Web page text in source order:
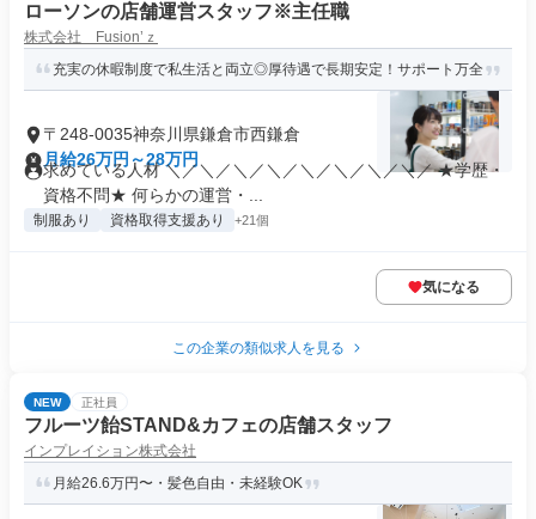
ローソンの店舗運営スタッフ※主任職
株式会社 Fusion’ｚ
充実の休暇制度で私生活と両立◎厚待遇で長期安定！サポート万全
〒248-0035神奈川県鎌倉市西鎌倉
月給26万円～28万円
求めている人材 ＼／＼／＼／＼／＼／＼／＼／＼／ ★学歴・
資格不問★ 何らかの運営・...
制服あり 資格取得支援あり +21個
気になる
この企業の類似求人を見る
NEW 正社員
フルーツ飴STAND&カフェの店舗スタッフ
インプレイション株式会社
月給26.6万円〜・髪色自由・未経験OK